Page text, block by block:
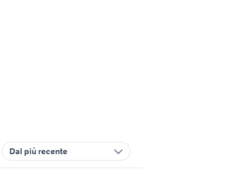
Dal più recente